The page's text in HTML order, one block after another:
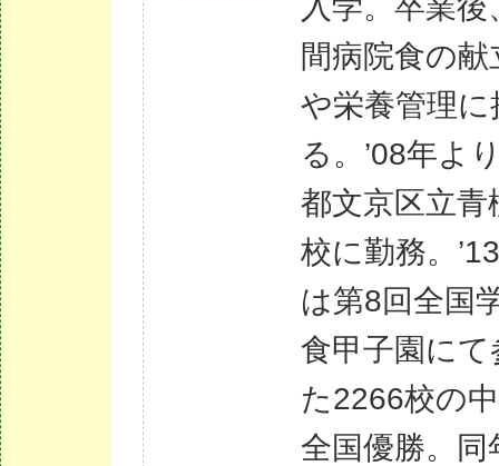
入学。卒業後
間病院食の献
や栄養管理に
る。’08年よ
都文京区立青
校に勤務。
は第8回全国
食甲子園にて
た2266校の
全国優勝。同